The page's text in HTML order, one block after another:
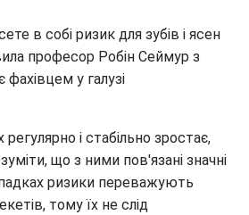
в собі ризик для зубів і ясен
професор Робін Сеймур з
фахівцем у галузі
і стабільно зростає,
що з ними пов'язані значні
ризики переважують
тому їх не слід